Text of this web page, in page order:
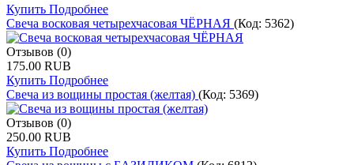
Купить Подробнее
Свеча восковая четырехчасовая ЧЁРНАЯ (Код: 5362)
Отзывов (0)
175.00 RUB
Купить Подробнее
Свеча из вощины простая (желтая) (Код: 5369)
Отзывов (0)
250.00 RUB
Купить Подробнее